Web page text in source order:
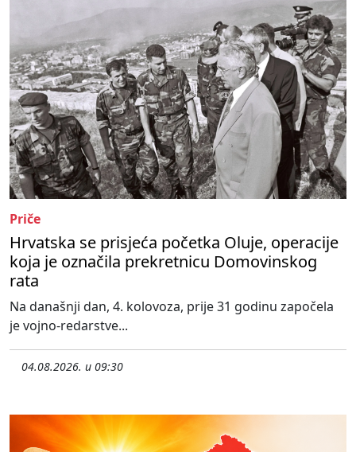
Priče
Hrvatska se prisjeća početka Oluje, operacije
koja je označila prekretnicu Domovinskog
rata
Na današnji dan, 4. kolovoza, prije 31 godinu započela
je vojno-redarstve...
04.08.2026. u 09:30